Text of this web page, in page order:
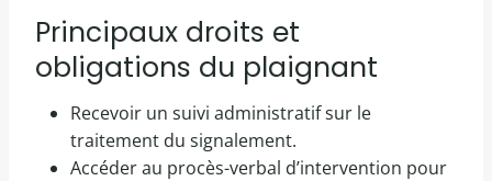
Principaux droits et
obligations du plaignant
Recevoir un suivi administratif sur le
traitement du signalement.
Accéder au procès-verbal d’intervention pour